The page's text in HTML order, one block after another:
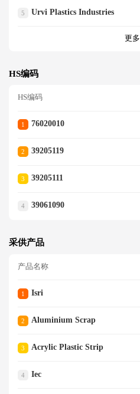
5 Urvi Plastics Industries
更多
HS编码
HS编码
1 76020010
2 39205119
3 39205111
4 39061090
采供产品
产品名称
1 Isri
2 Aluminium Scrap
3 Acrylic Plastic Strip
4 Iec